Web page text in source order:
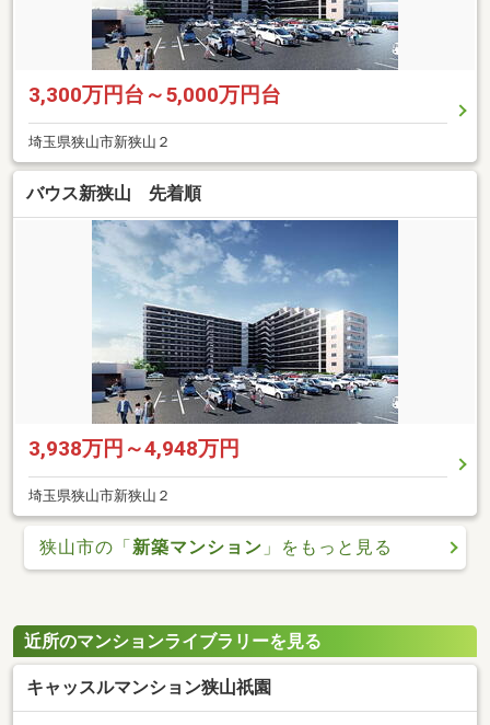
3,300万円台～5,000万円台
埼玉県狭山市新狭山２
バウス新狭山 先着順
3,938万円～4,948万円
埼玉県狭山市新狭山２
狭山市の「新築マンション 」をもっと見る
近所のマンションライブラリーを見る
キャッスルマンション狭山祇園